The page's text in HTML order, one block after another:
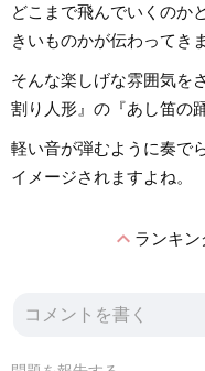
どこまで飛んでいくのか
きいものかが伝わってき
そんな楽しげな雰囲気を
割り人形』の『あし笛の
軽い音が弾むように奏で
イメージされますよね。
expand_lessランキン